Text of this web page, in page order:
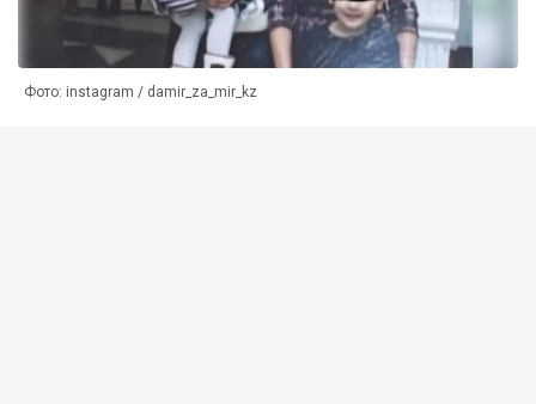
Фото: instagram / damir_za_mir_kz